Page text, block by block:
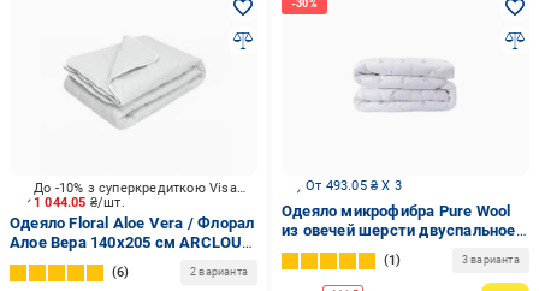
1 044.05 ₴/шт.
До -10% з суперкредиткою Visa Вигода
Одеяло Floral Aloe Vera / Флорал
Алое Вера 140x205 см ARCLOUD
белый
6 2 варианта
От 493.05 ₴ X 3
Одеяло микрофибра Pure Wool
из овечей шерсти двуспальное
180х210 см
1 3 варианта